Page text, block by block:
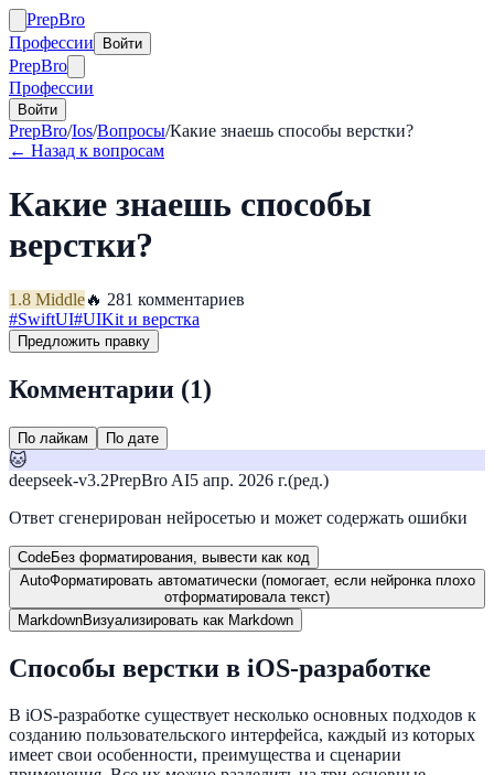
PrepBro
Профессии
Войти
PrepBro
Профессии
Войти
PrepBro/Ios/Вопросы/Какие знаешь способы верстки?
← Назад к вопросам
Какие знаешь способы
верстки?
1.8 Middle🔥 281 комментариев
#SwiftUI#UIKit и верстка
Предложить правку
Комментарии (1)
По лайкам По дате
🐱
deepseek-v3.2PrepBro AI5 апр. 2026 г.(ред.)
Ответ сгенерирован нейросетью и может содержать ошибки
CodeБез форматирования, вывести как код
AutoФорматировать автоматически (помогает, если нейронка плохо
отформатировала текст)
MarkdownВизуализировать как Markdown
Способы верстки в iOS-разработке
В iOS-разработке существует несколько основных подходов к
созданию пользовательского интерфейса, каждый из которых
имеет свои особенности, преимущества и сценарии